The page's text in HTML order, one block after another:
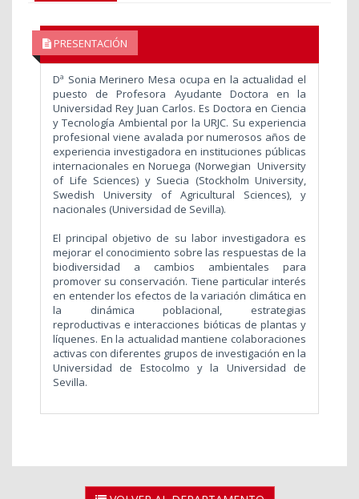
PRESENTACIÓN
Dª Sonia Merinero Mesa ocupa en la actualidad el
puesto de Profesora Ayudante Doctora en la
Universidad Rey Juan Carlos. Es Doctora en Ciencia
y Tecnología Ambiental por la URJC. Su experiencia
profesional viene avalada por numerosos años de
experiencia investigadora en instituciones públicas
internacionales en Noruega (Norwegian University
of Life Sciences) y Suecia (Stockholm University,
Swedish University of Agricultural Sciences), y
nacionales (Universidad de Sevilla).
El principal objetivo de su labor investigadora es
mejorar el conocimiento sobre las respuestas de la
biodiversidad a cambios ambientales para
promover su conservación. Tiene particular interés
en entender los efectos de la variación climática en
la dinámica poblacional, estrategias
reproductivas e interacciones bióticas de plantas y
líquenes. En la actualidad mantiene colaboraciones
activas con diferentes grupos de investigación en la
Universidad de Estocolmo y la Universidad de
Sevilla.